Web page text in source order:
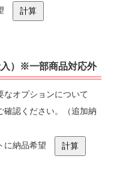
）※一部商品対応外
なオプションについて
確認ください。（追加納
に納品希望